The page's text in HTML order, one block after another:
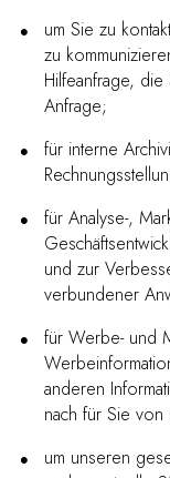
um Sie zu
zu
Hilfeanfrage,
Anfrage;
für interne
für Analyse-,
und zur
verbundener
für Werbe- und
anderen
nach für Sie
um unseren